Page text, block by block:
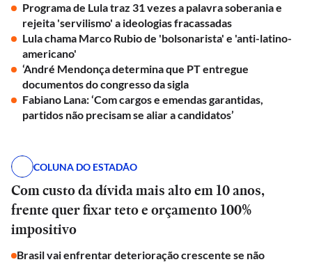
Programa de Lula traz 31 vezes a palavra soberania e
rejeita 'servilismo' a ideologias fracassadas
Lula chama Marco Rubio de 'bolsonarista' e 'anti-latino-
americano'
‘André Mendonça determina que PT entregue
documentos do congresso da sigla
Fabiano Lana: ‘Com cargos e emendas garantidas,
partidos não precisam se aliar a candidatos’
COLUNA DO ESTADÃO
Com custo da dívida mais alto em 10 anos,
frente quer fixar teto e orçamento 100%
impositivo
Brasil vai enfrentar deterioração crescente se não